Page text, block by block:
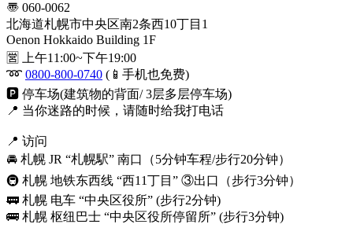
〠 060-0062
北海道札幌市中央区南2条西10丁目1
Oenon Hokkaido Building 1F
🈺 上午11:00~下午19:00
➿ 0800-800-0740 (📱手机也免费)
🅿️ 停车场(建筑物的背面/ 3层多层停车场)
📍 当你迷路的时候，请随时给我打电话
📍 访问
🚘 札幌 JR “札幌駅” 南口（5分钟车程/步行20分钟）
🚇 札幌 地铁东西线 “西11丁目” ③出口（步行3分钟）
🚃 札幌 电车 “中央区役所” (步行2分钟)
🚌 札幌 枢纽巴士 “中央区役所停留所” (步行3分钟)